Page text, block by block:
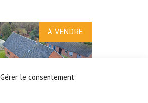
Gérer le consentement
À VENDRE